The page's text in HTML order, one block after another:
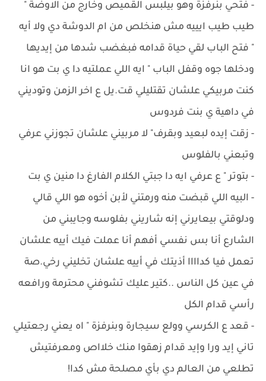
- فتحي بنرفزة وهو بيلبس القميص وخارج من الاوضة "
طيب طيب ايييه مش هنخلص من ام الدوشة دي ولا أيه
" فتح الباب لقي حياة قدامه فبغضب شدها من إيديها
ودخلها جوه وقفل الباب " ايه اللي عملتيه دا ي بت هو انا
كنت مربيكي علشان تقتليلي قت.يل ع اخر الزمن وتوديني
في داهية ي بنت فردوس
- زقت إيده لبعيد وبقرف" لا مربيني علشان تجوزني عرفي
وتبعني بالفلوس
- ‏بتوتر " ع عرفي ايه دا جبتي الكلام الفارغ دا منين ي بت
- ‏البيه اللي قبضت منه ورمتني لأبن أخوه هو اللي قالي
ودلوقتي بيعايرني إنه شاريني بفلوسه وجايبني من
الشارع أنا بس نفسي أفهم أنا عملت فيك أييه علشان
تعمل فيا كداااا أذيتك في أييه علشان تخليني رخي.صة
في عين كل الناس ..كتير عليك تشوفني محترمة ورافعه
رأسي قدام الكل
- ‏قعد ع الكرسي وولع سيجارة وبنرفزة " اه يعني رجعتيلي
تاني إيد ورا وإيد قدام زهقوا منك خلااص ومعرفتيش
تطلعي من العالم دي بأي مصلحة مش كدا!